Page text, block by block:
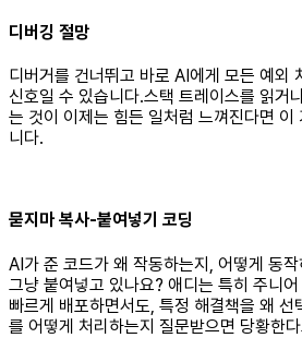
디버깅 절망
디버거를 건너뛰고 바로 AI에게 모든 예외
신호일 수 있습니다.스택 트레이스를 읽거
는 것이 이제는 힘든 일처럼 느껴진다면
니다.
묻지마 복사-붙여넣기 코딩
AI가 준 코드가 왜 작동하는지, 어떻게 동
그냥 붙여넣고 있나요? 애디는 특히 주니
빠르게 배포하면서도, 특정 해결책을 왜 선
를 어떻게 처리하는지 질문받으면 당황한